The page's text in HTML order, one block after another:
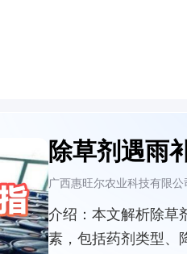
除草剂遇雨
广西惠旺尔农业科技有限公
介绍： 本文解析除草
素，包括药剂类型、